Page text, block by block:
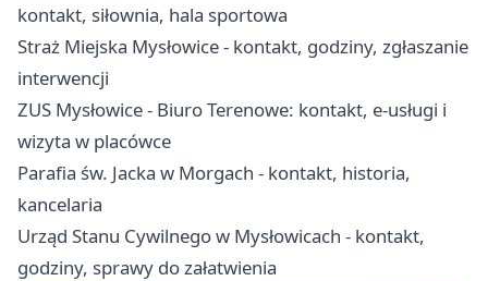
kontakt, siłownia, hala sportowa
Straż Miejska Mysłowice - kontakt, godziny, zgłaszanie
interwencji
ZUS Mysłowice - Biuro Terenowe: kontakt, e-usługi i
wizyta w placówce
Parafia św. Jacka w Morgach - kontakt, historia,
kancelaria
Urząd Stanu Cywilnego w Mysłowicach - kontakt,
godziny, sprawy do załatwienia